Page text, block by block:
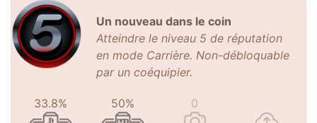
Un nouveau dans le coin
Atteindre le niveau 5 de réputation
en mode Carrière. Non-débloquable
par un coéquipier.
33.8% 50% 0